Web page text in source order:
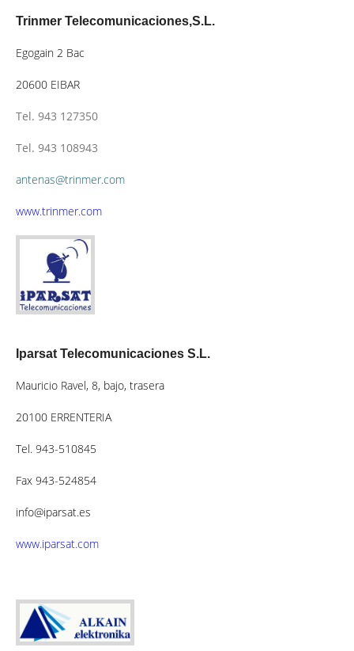
Trinmer Telecomunicaciones,S.L.
Egogain 2 Bac
20600 EIBAR
Tel. 943 127350
Tel. 943 108943
antenas@trinmer.com
www.trinmer.com
Iparsat Telecomunicaciones S.L.
Mauricio Ravel, 8, bajo, trasera
20100 ERRENTERIA
Tel. 943-510845
Fax 943-524854
info@iparsat.es
www.iparsat.com